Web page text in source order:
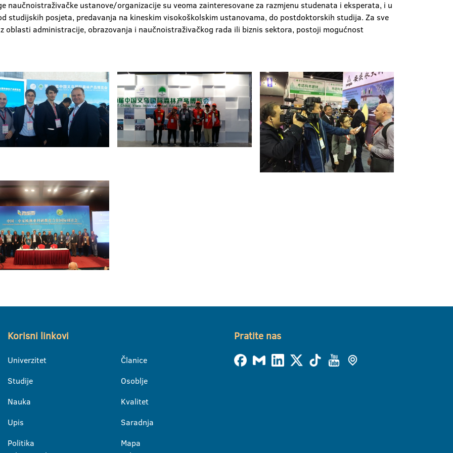
naučnoistraživačke ustanove/organizacije su veoma zainteresovane za razmjenu studenata i eksperata, i u
studijskih posjeta, predavanja na kineskim visokoškolskim ustanovama, do postdoktorskih studija. Za sve
administracije, obrazovanja i naučnoistraživačkog rada ili biznis sektora, postoji mogućnost
Korisni linkovi
Univerzitet
Studije
Nauka
Upis
Politika
Članice
Osoblje
Kvalitet
Saradnja
Mapa
Pratite nas